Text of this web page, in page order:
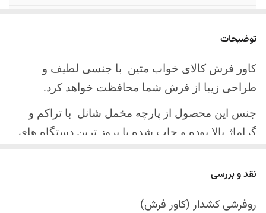
ارسال کالا
آینده
توضیحات
کاور فرش کالای خواب متین با جنسی لطیف و
طراحی زیبا از فرش شما محافظت خواهد کرد.
جنس این محصول از پارچه مخمل شانل با تراکم و
گراماژ بالا بوده و چاپ شده با بروز ترین دستگاه های
چهار گوشه این محصول با کش باکیفیت دوخته‌شده
نقد و بررسی
روفرشی کشدار (کاور فرش)